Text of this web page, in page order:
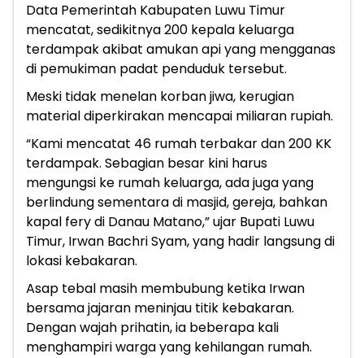
Data Pemerintah Kabupaten Luwu Timur
mencatat, sedikitnya 200 kepala keluarga
terdampak akibat amukan api yang mengganas
di pemukiman padat penduduk tersebut.
Meski tidak menelan korban jiwa, kerugian
material diperkirakan mencapai miliaran rupiah.
“Kami mencatat 46 rumah terbakar dan 200 KK
terdampak. Sebagian besar kini harus
mengungsi ke rumah keluarga, ada juga yang
berlindung sementara di masjid, gereja, bahkan
kapal fery di Danau Matano,” ujar Bupati Luwu
Timur, Irwan Bachri Syam, yang hadir langsung di
lokasi kebakaran.
Asap tebal masih membubung ketika Irwan
bersama jajaran meninjau titik kebakaran.
Dengan wajah prihatin, ia beberapa kali
menghampiri warga yang kehilangan rumah.